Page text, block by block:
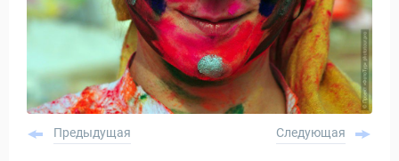
Предыдущая Следующая